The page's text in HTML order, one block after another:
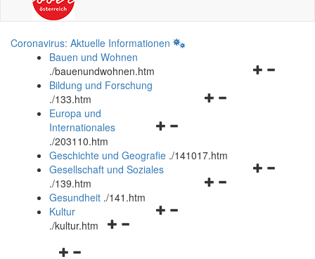
Coronavirus: Aktuelle Informationen
Bauen und Wohnen
./bauenundwohnen.htm
Navigationsmenü
Bildung und Forschung
./133.htm
Navigationsmenü
und
schließen
Europa und
Internationales
./203110.htm
Geschichte und Geografie ./141017.htm
Navigationsmenü
Gesellschaft und Soziales
./139.htm
Navigationsmenü
Gesundheit ./141.htm
Navigationsmenü
Kultur
./kultur.htm
Navigationsmenü